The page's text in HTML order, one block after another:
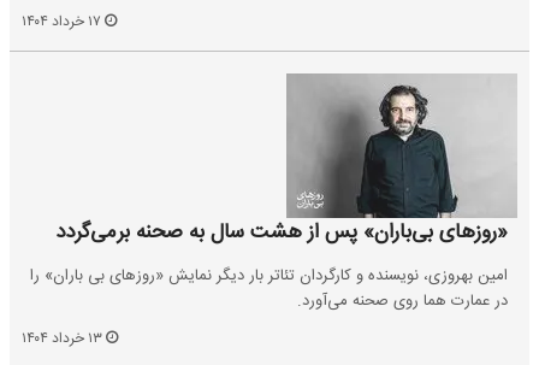
«روزهای بی‌باران» پس از هشت سال به صحنه برمی‌گردد
امین بهروزی، نویسنده و کارگردان تئاتر بار دیگر نمایش «روزهای بی باران» را
در عمارت هما روی صحنه می‌آورد.